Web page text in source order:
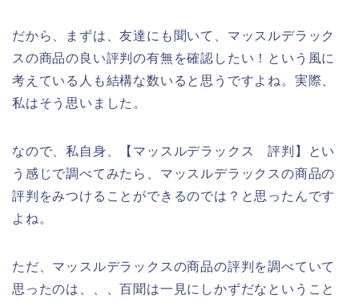
だから、まずは、友達にも聞いて、マッスルデラック
スの商品の良い評判の有無を確認したい！という風に
考えている人も結構な数いると思うですよね。実際、
私はそう思いました。
なので、私自身、【マッスルデラックス 評判】とい
う感じで調べてみたら、マッスルデラックスの商品の
評判をみつけることができるのでは？と思ったんです
よね。
ただ、マッスルデラックスの商品の評判を調べていて
思ったのは、、、百聞は一見にしかずだなということ